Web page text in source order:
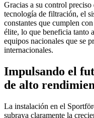
Gracias a su control preciso
tecnología de filtración, el
constantes que cumplen
élite, lo que beneficia tanto
equipos nacionales que se
internacionales.
Impulsando el
de alto
La instalación en el
subraya claramente la